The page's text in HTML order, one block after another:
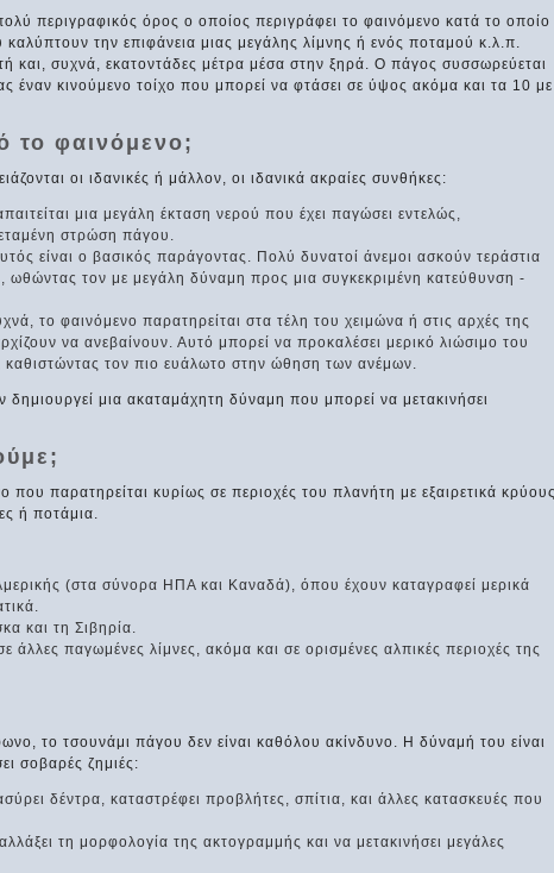
περιγραφικός όρος ο οποίος περιγράφει το φαινόμενο κατά το οποίο
καλύπτουν την επιφάνεια μιας μεγάλης λίμνης ή ενός ποταμού κ.λ.π.
και, συχνά, εκατοντάδες μέτρα μέσα στην ξηρά. Ο πάγος συσσωρεύεται
έναν κινούμενο τοίχο που μπορεί να φτάσει σε ύψος ακόμα και τα 10 με
το φαινόμενο;
οι ιδανικές ή μάλλον, οι ιδανικά ακραίες συνθήκες:
μια μεγάλη έκταση νερού που έχει παγώσει εντελώς,
στρώση πάγου.
είναι ο βασικός παράγοντας. Πολύ δυνατοί άνεμοι ασκούν τεράστια
ωθώντας τον με μεγάλη δύναμη προς μια συγκεκριμένη κατεύθυνση -
το φαινόμενο παρατηρείται στα τέλη του χειμώνα ή στις αρχές της
να ανεβαίνουν. Αυτό μπορεί να προκαλέσει μερικό λιώσιμο του
τον πιο ευάλωτο στην ώθηση των ανέμων.
μια ακαταμάχητη δύναμη που μπορεί να μετακινήσει
που παρατηρείται κυρίως σε περιοχές του πλανήτη με εξαιρετικά
ή ποτάμια.
(στα σύνορα ΗΠΑ και Καναδά), όπου έχουν καταγραφεί μερικά
και τη Σιβηρία.
άλλες παγωμένες λίμνες, ακόμα και σε ορισμένες αλπικές περιοχές της
το τσουνάμι πάγου δεν είναι καθόλου ακίνδυνο. Η δύναμή του είναι
σοβαρές ζημιές:
δέντρα, καταστρέφει προβλήτες, σπίτια, και άλλες κατασκευές που
τη μορφολογία της ακτογραμμής και να μετακινήσει μεγάλες